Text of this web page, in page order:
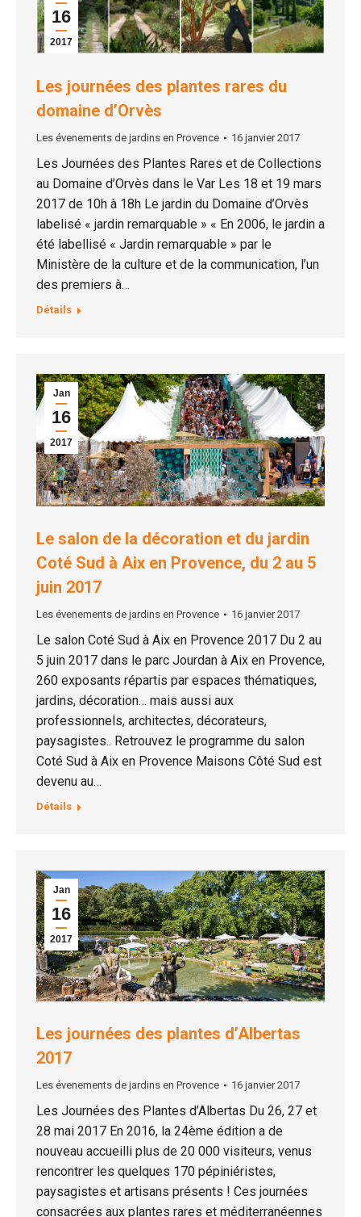
16
2017
Les journées des plantes rares du
domaine d’Orvès
Les évenements de jardins en Provence 16 janvier 2017
Les Journées des Plantes Rares et de Collections
au Domaine d’Orvès dans le Var Les 18 et 19 mars
2017 de 10h à 18h Le jardin du Domaine d’Orvès
labelisé « jardin remarquable » « En 2006, le jardin a
été labellisé « Jardin remarquable » par le
Ministère de la culture et de la communication, l’un
des premiers à…
Détails
Jan
16
2017
Le salon de la décoration et du jardin
Coté Sud à Aix en Provence, du 2 au 5
juin 2017
Les évenements de jardins en Provence 16 janvier 2017
Le salon Coté Sud à Aix en Provence 2017 Du 2 au
5 juin 2017 dans le parc Jourdan à Aix en Provence,
260 exposants répartis par espaces thématiques,
jardins, décoration… mais aussi aux
professionnels, architectes, décorateurs,
paysagistes.. Retrouvez le programme du salon
Coté Sud à Aix en Provence Maisons Côté Sud est
devenu au…
Détails
Jan
16
2017
Les journées des plantes d’Albertas
2017
Les évenements de jardins en Provence 16 janvier 2017
Les Journées des Plantes d’Albertas Du 26, 27 et
28 mai 2017 En 2016, la 24ème édition a de
nouveau accueilli plus de 20 000 visiteurs, venus
rencontrer les quelques 170 pépiniéristes,
paysagistes et artisans présents ! Ces journées
consacrées aux plantes rares et méditerranéennes